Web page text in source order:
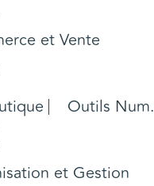
et Vente
⎸ Outils Num.
et Gestion